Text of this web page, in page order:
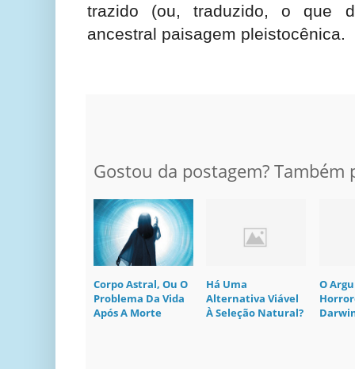
trazido (ou, traduzido, o que
ancestral paisagem pleistocênica.
Gostou da postagem?
Corpo Astral, Ou O
Problema Da Vida
Após A Morte
Há Uma
Alternativa Viável
À Seleção Natural?
O